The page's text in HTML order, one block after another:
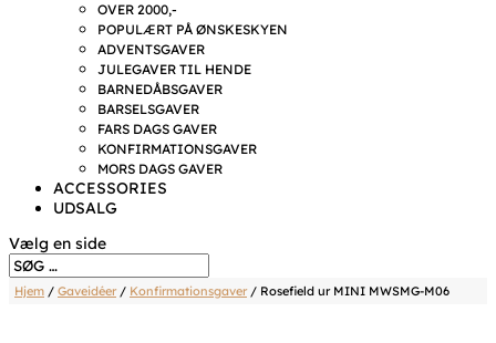
OVER 2000,-
POPULÆRT PÅ ØNSKESKYEN
ADVENTSGAVER
JULEGAVER TIL HENDE
BARNEDÅBSGAVER
BARSELSGAVER
FARS DAGS GAVER
KONFIRMATIONSGAVER
MORS DAGS GAVER
ACCESSORIES
UDSALG
Vælg en side
Hjem / Gaveidéer/ Konfirmationsgaver/ Rosefield ur MINI MWSMG-M06